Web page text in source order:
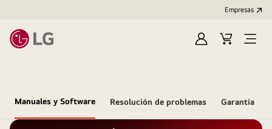
Empresas
IniciarCarritoOpen
Manuales y Software Resolución de problemas Garantía